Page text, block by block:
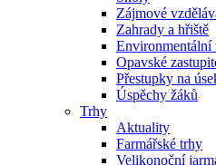
Zájmové
Zahrady a hřiště
Environmentální
Opavské
Přestupky na
Úspěchy žáků
Trhy
Aktuality
Farmářské trhy
Velikonoční